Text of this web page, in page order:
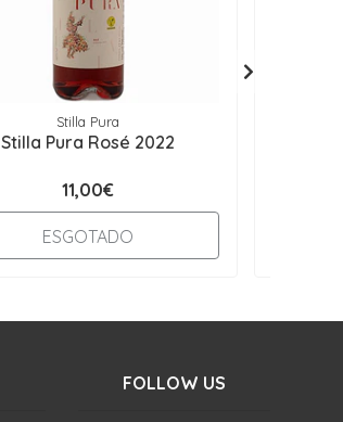
Stilla Pura
Stilla Pura Rosé 2022
11,00€
ESGOTADO
FOLLOW US